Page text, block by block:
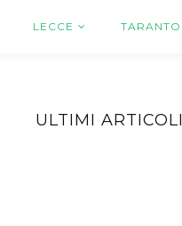
LECCE TARANTO
ULTIMI ARTICOLI